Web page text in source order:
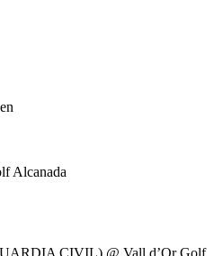
Alcanada
CIVIL) @ Vall d’Or Golf